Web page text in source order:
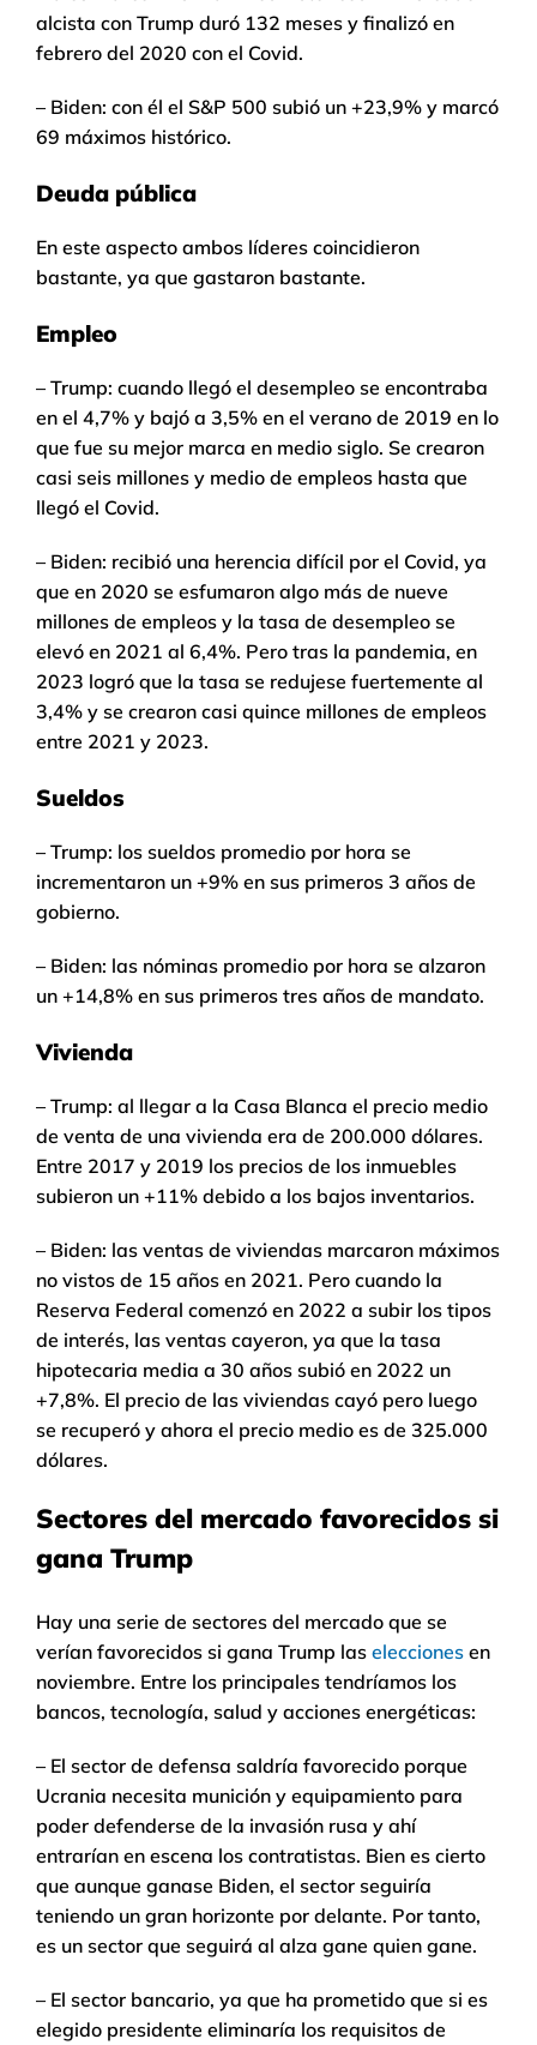
alcista con Trump duró 132 meses y finalizó en
febrero del 2020 con el Covid.
– Biden: con él el S&P 500 subió un +23,9% y marcó
69 máximos histórico.
Deuda pública
En este aspecto ambos líderes coincidieron
bastante, ya que gastaron bastante.
Empleo
– Trump: cuando llegó el desempleo se encontraba
en el 4,7% y bajó a 3,5% en el verano de 2019 en lo
que fue su mejor marca en medio siglo. Se crearon
casi seis millones y medio de empleos hasta que
llegó el Covid.
– Biden: recibió una herencia difícil por el Covid, ya
que en 2020 se esfumaron algo más de nueve
millones de empleos y la tasa de desempleo se
elevó en 2021 al 6,4%. Pero tras la pandemia, en
2023 logró que la tasa se redujese fuertemente al
3,4% y se crearon casi quince millones de empleos
entre 2021 y 2023.
Sueldos
– Trump: los sueldos promedio por hora se
incrementaron un +9% en sus primeros 3 años de
gobierno.
– Biden: las nóminas promedio por hora se alzaron
un +14,8% en sus primeros tres años de mandato.
Vivienda
– Trump: al llegar a la Casa Blanca el precio medio
de venta de una vivienda era de 200.000 dólares.
Entre 2017 y 2019 los precios de los inmuebles
subieron un +11% debido a los bajos inventarios.
– Biden: las ventas de viviendas marcaron máximos
no vistos de 15 años en 2021. Pero cuando la
Reserva Federal comenzó en 2022 a subir los tipos
de interés, las ventas cayeron, ya que la tasa
hipotecaria media a 30 años subió en 2022 un
+7,8%. El precio de las viviendas cayó pero luego
se recuperó y ahora el precio medio es de 325.000
dólares.
Sectores del mercado favorecidos si
gana Trump
Hay una serie de sectores del mercado que se
verían favorecidos si gana Trump las elecciones en
noviembre. Entre los principales tendríamos los
bancos, tecnología, salud y acciones energéticas:
– El sector de defensa saldría favorecido porque
Ucrania necesita munición y equipamiento para
poder defenderse de la invasión rusa y ahí
entrarían en escena los contratistas. Bien es cierto
que aunque ganase Biden, el sector seguiría
teniendo un gran horizonte por delante. Por tanto,
es un sector que seguirá al alza gane quien gane.
– El sector bancario, ya que ha prometido que si es
elegido presidente eliminaría los requisitos de